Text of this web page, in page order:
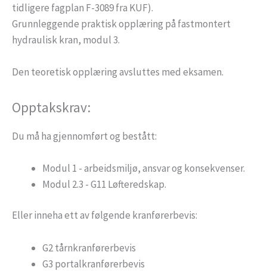
tidligere fagplan F-3089 fra KUF).
Grunnleggende praktisk opplæring på fastmontert
hydraulisk kran, modul 3.
Den teoretisk opplæring avsluttes med eksamen.
Opptakskrav:
Du må ha gjennomført og bestått:
Modul 1 - arbeidsmiljø, ansvar og konsekvenser.
Modul 2.3 - G11 Løfteredskap.
Eller inneha ett av følgende kranførerbevis:
G2 tårnkranførerbevis
G3 portalkranførerbevis